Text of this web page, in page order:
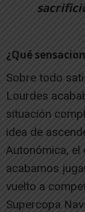
¿Qué
Sobre todo
Lourdes
situación
idea de
Autonómica, el
acabamos
vuelto a
Supercopa